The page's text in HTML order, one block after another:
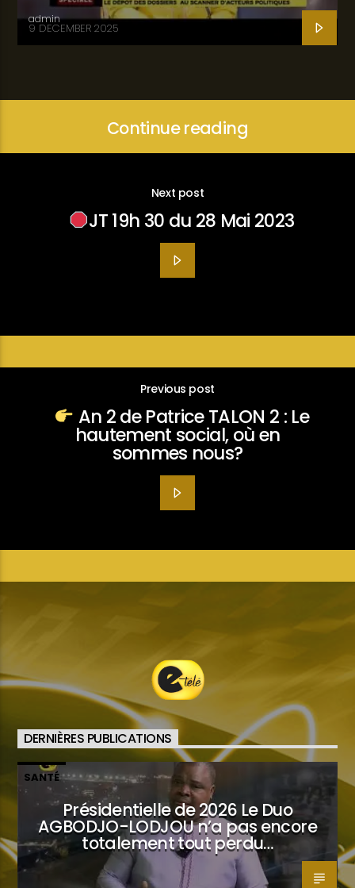
admin
9 DECEMBER 2025
Continue reading
Next post
JT 19h 30 du 28 Mai 2023
Previous post
An 2 de Patrice TALON 2 : Le
hautement social, où en
sommes nous?
DERNIÈRES PUBLICATIONS
SANTÉ
Présidentielle de 2026 Le Duo
AGBODJO-LODJOU n’a pas encore
totalement tout perdu…